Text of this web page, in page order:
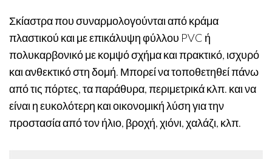
Σκίαστρα που συναρμολογούνται από κράμα
πλαστικού και με επικάλυψη φύλλου PVC ή
πολυκαρβονικό με κομψό σχήμα και πρακτικό, ισχυρό
και ανθεκτικό στη δομή. Μπορεί να τοποθετηθεί πάνω
από τις πόρτες, τα παράθυρα, περιμετρικά κλπ. και να
είναι η ευκολότερη και οικονομική λύση για την
προστασία από τον ήλιο, βροχή, χιόνι, χαλάζι, κλπ.